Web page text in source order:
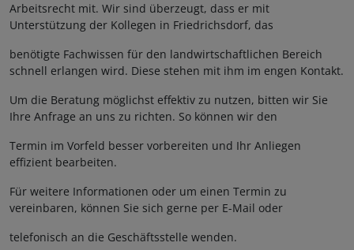
Arbeitsrecht mit. Wir sind überzeugt, dass er mit
Unterstützung der Kollegen in Friedrichsdorf, das
benötigte Fachwissen für den landwirtschaftlichen Bereich
schnell erlangen wird. Diese stehen mit ihm im engen Kontakt.
Um die Beratung möglichst effektiv zu nutzen, bitten wir Sie
Ihre Anfrage an uns zu richten. So können wir den
Termin im Vorfeld besser vorbereiten und Ihr Anliegen
effizient bearbeiten.
Für weitere Informationen oder um einen Termin zu
vereinbaren, können Sie sich gerne per E-Mail oder
telefonisch an die Geschäftsstelle wenden.